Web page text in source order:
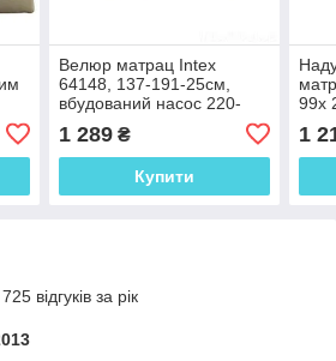
Велюр матрац Intex
64148, 137-191-25см,
вбудований насос 220-
1 289₴
Купити
99x
1
відгуків за рік